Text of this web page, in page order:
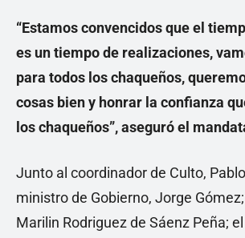
“Estamos convencidos que el
es un tiempo de realizaciones,
para todos los chaqueños,
cosas bien y honrar la confianza
los chaqueños”, aseguró el
Junto al coordinador de Culto,
ministro de Gobierno, Jorge
Marilin Rodriguez de Sáenz Peña;